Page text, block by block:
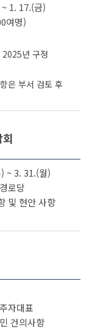
1. 17.(금)
여명)
2025년 구정
은 부서 검토 후
~ 3. 31.(월)
로당
및 현안 사항
자대표
건의사항